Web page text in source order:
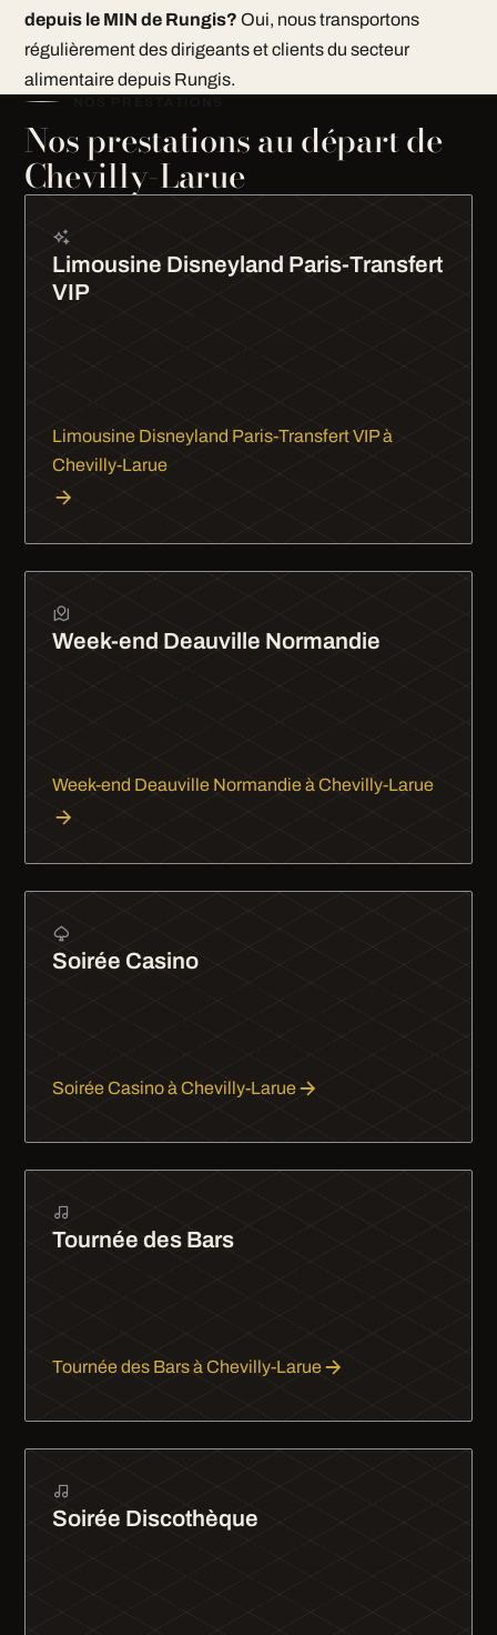
depuis le MIN de Rungis? Oui, nous transportons
régulièrement des dirigeants et clients du secteur
alimentaire depuis Rungis.
Nos prestations au départ de
Chevilly-Larue
Limousine Disneyland Paris-Transfert
VIP
de la magie. Les enfants adorent, les parents sont
Limousine Disneyland Paris-Transfert VIP à
Chevilly-Larue
Week-end Deauville Normandie
Deauville en limousine, c'est 2 h de trajet qui
Week-end Deauville Normandie à Chevilly-Larue
Soirée Casino
Soirée Casino à Chevilly-Larue
Tournée des Bars
Tournée des Bars à Chevilly-Larue
Soirée Discothèque